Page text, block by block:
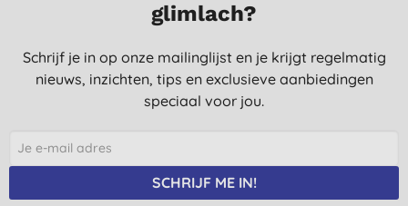
glimlach?
Schrijf je in op onze mailinglijst en je krijgt regelmatig
nieuws, inzichten, tips en exclusieve aanbiedingen
speciaal voor jou.
SCHRIJF ME IN!